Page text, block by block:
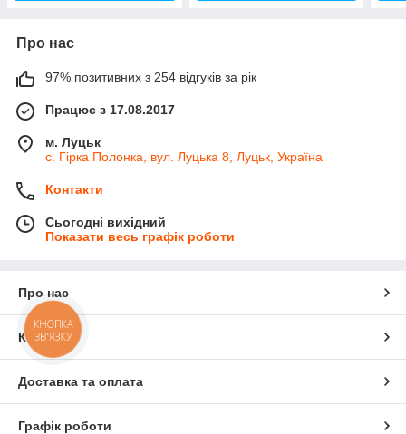
Про нас
97% позитивних з 254 відгуків за рік
Працює з 17.08.2017
м. Луцьк
с. Гірка Полонка, вул. Луцька 8, Луцьк, Україна
Контакти
Сьогодні вихідний
Показати весь графік роботи
Про нас
Контакти
Доставка та оплата
Графік роботи
КНОПКА
ЗВ'ЯЗКУ